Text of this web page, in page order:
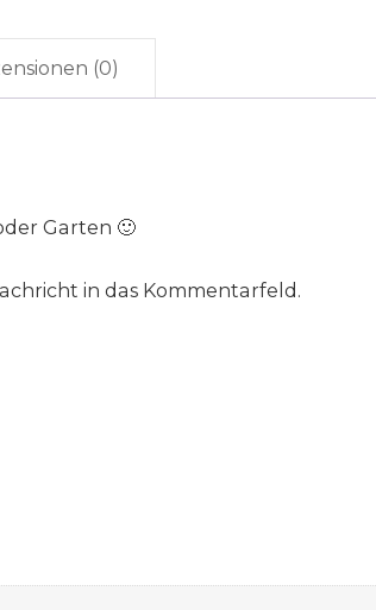
(0)
Garten 🙂
in das Kommentarfeld.